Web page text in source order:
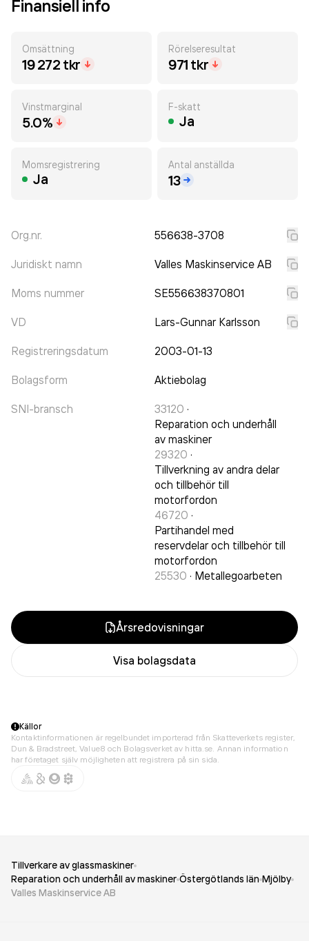
Finansiell info
Omsättning
19 272 tkr
Rörelseresultat
971 tkr
Vinstmarginal
5.0%
F-skatt
Ja
Momsregistrering
Ja
Antal anställda
13
Org.nr. 556638-3708
Juridiskt namn Valles Maskinservice AB
Moms nummer SE556638370801
VD Lars-Gunnar Karlsson
Registreringsdatum 2003-01-13
Bolagsform Aktiebolag
SNI-bransch 33120 ·
Reparation och underhåll
av maskiner
29320 ·
Tillverkning av andra delar
och tillbehör till
motorfordon
46720 ·
Partihandel med
reservdelar och tillbehör till
motorfordon
25530 · Metallegoarbeten
Årsredovisningar
Visa bolagsdata
Källor
Kontaktinformationen är regelbundet importerad från Skatteverkets register,
Dun & Bradstreet, Value8 och Bolagsverket av hitta.se. Annan information
har företaget själv möjligheten att registrera på sin sida.
Tillverkare av glassmaskiner
Reparation och underhåll av maskiner Östergötlands län Mjölby
Valles Maskinservice AB